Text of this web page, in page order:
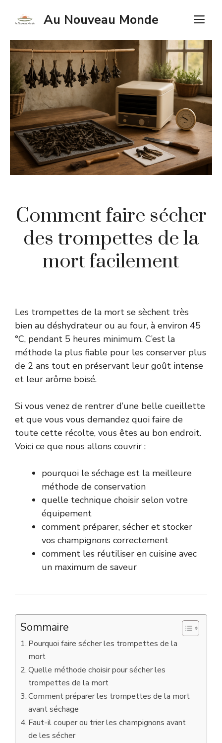
Au Nouveau Monde
Comment faire sécher
des trompettes de la
mort facilement
Les trompettes de la mort se sèchent très
bien au déshydrateur ou au four, à environ 45
°C, pendant 5 heures minimum. C’est la
méthode la plus fiable pour les conserver plus
de 2 ans tout en préservant leur goût intense
et leur arôme boisé.
Si vous venez de rentrer d’une belle cueillette
et que vous vous demandez quoi faire de
toute cette récolte, vous êtes au bon endroit.
Voici ce que nous allons couvrir :
pourquoi le séchage est la meilleure
méthode de conservation
quelle technique choisir selon votre
équipement
comment préparer, sécher et stocker
vos champignons correctement
comment les réutiliser en cuisine avec
un maximum de saveur
Sommaire
Pourquoi faire sécher les trompettes de la
mort
Quelle méthode choisir pour sécher les
trompettes de la mort
Comment préparer les trompettes de la mort
avant séchage
Faut-il couper ou trier les champignons avant
de les sécher